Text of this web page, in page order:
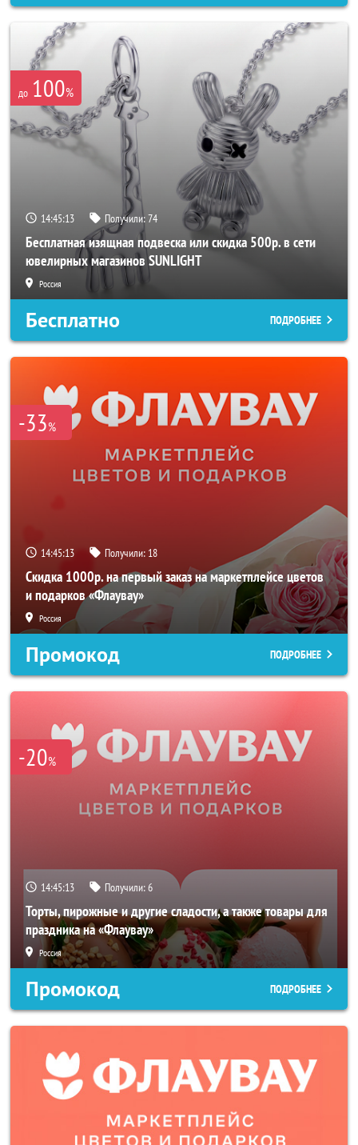
до 100%
14:45:12 Получили:74
Бесплатная изящная подвеска или скидка 500р. в сети
ювелирных магазинов SUNLIGHT
Россия
Бесплатно ПОДРОБНЕЕ
-33%
14:45:12 Получили: 18
Скидка 1000р. на первый заказ на маркетплейсе цветов
и подарков «Флаувау»
Россия
Промокод ПОДРОБНЕЕ
-20%
14:45:12 Получили:6
Торты, пирожные и другие сладости, а также товары для
праздника на «Флаувау»
Россия
Промокод ПОДРОБНЕЕ